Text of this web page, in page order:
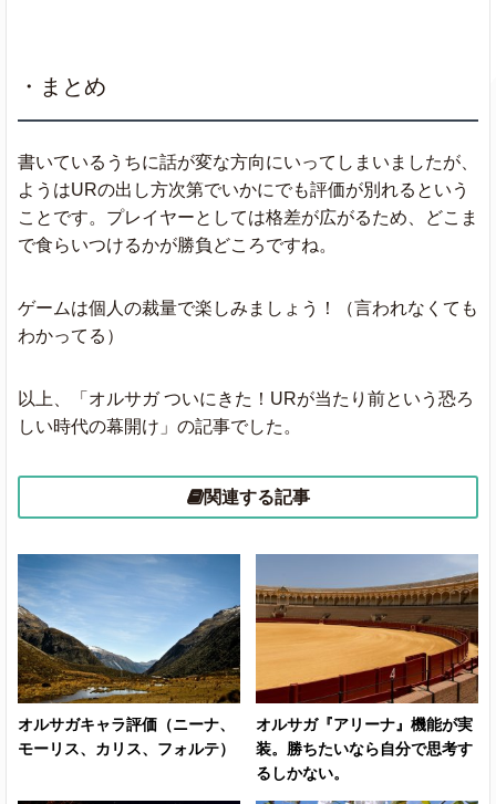
・まとめ
書いているうちに話が変な方向にいってしまいましたが、
ようはURの出し方次第でいかにでも評価が別れるという
ことです。プレイヤーとしては格差が広がるため、どこま
で食らいつけるかが勝負どころですね。
ゲームは個人の裁量で楽しみましょう！（言われなくても
わかってる）
以上、「オルサガ ついにきた！URが当たり前という恐ろ
しい時代の幕開け」の記事でした。
関連する記事
オルサガキャラ評価（ニーナ、
モーリス、カリス、フォルテ）
オルサガ『アリーナ』機能が実
装。勝ちたいなら自分で思考す
るしかない。